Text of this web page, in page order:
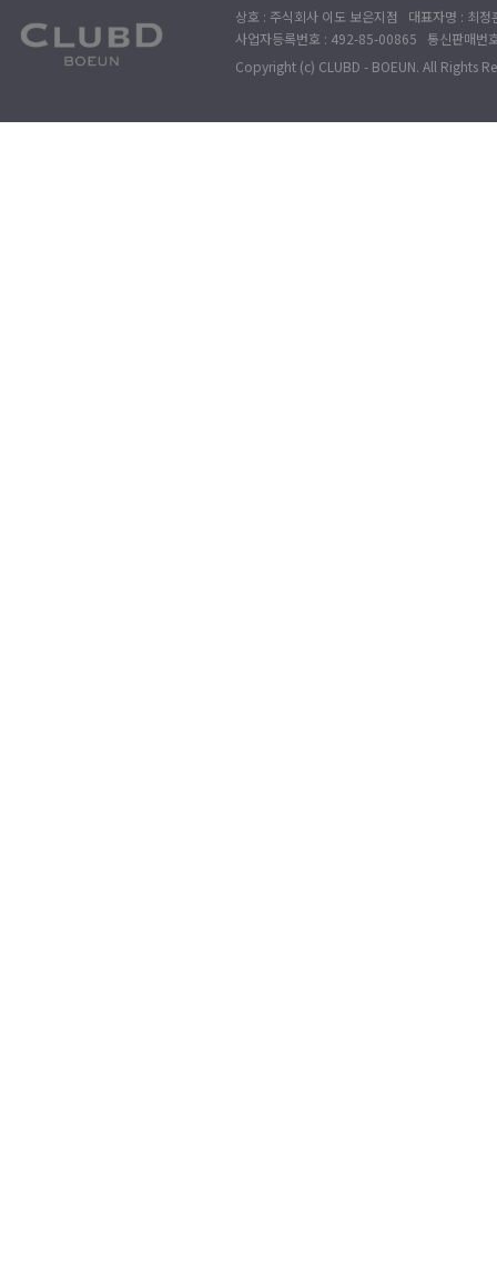
상호 : 주식회사 이도 보은지점 대표자명 : 최
사업자등록번호 : 492-85-00865 통신판매
Copyright (c) CLUBD - BOEUN. All Rights